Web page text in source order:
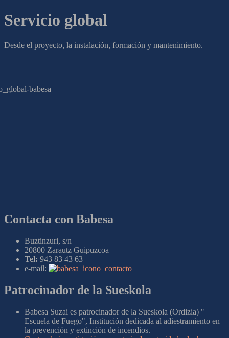
Servicio global
Desde el proyecto, la instalación, formación y mantenimiento.
Contacta con Babesa
Buztinzuri, s/n
20800 Zarautz Guipuzcoa
Tel: 943 83 43 63
e-mail:
Patrocinador de la Sueskola
Babesa Suzai es patrocinador de la Sueskola (Ordizia) "
Escuela de Fuego", Institución dedicada al adiestramiento en
la prevención y extinción de incendios.